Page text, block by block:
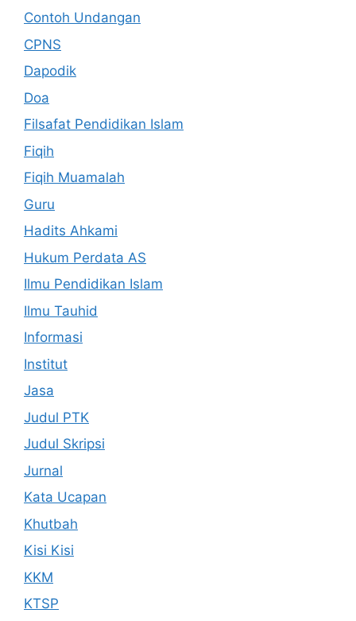
Contoh Undangan
CPNS
Dapodik
Doa
Filsafat Pendidikan Islam
Fiqih
Fiqih Muamalah
Guru
Hadits Ahkami
Hukum Perdata AS
Ilmu Pendidikan Islam
Ilmu Tauhid
Informasi
Institut
Jasa
Judul PTK
Judul Skripsi
Jurnal
Kata Ucapan
Khutbah
Kisi Kisi
KKM
KTSP